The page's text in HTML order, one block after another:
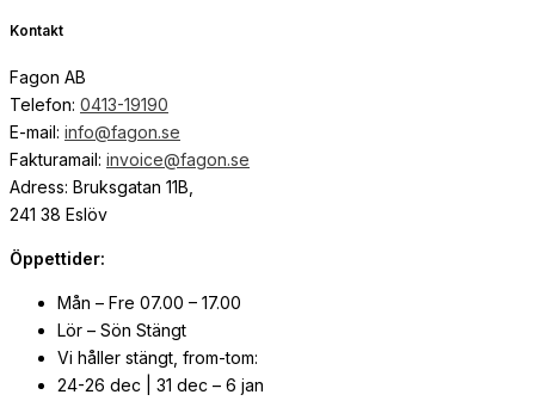
Kontakt
Fagon AB
Telefon: 0413-19190
E-mail: info@fagon.se
Fakturamail: invoice@fagon.se
Adress: Bruksgatan 11B,
241 38 Eslöv
Öppettider:
Mån – Fre 07.00 – 17.00
Lör – Sön Stängt
Vi håller stängt, from-tom:
24-26 dec | 31 dec – 6 jan